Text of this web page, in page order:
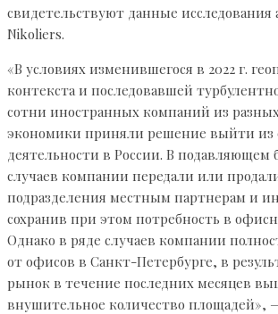
свидетельствуют данные исследования
Nikoliers.
«В условиях изменившегося в 2022 г.
контекста и последовавшей
сотни иностранных компаний из
экономики приняли решение выйти из
деятельности в России. В подавляющем
случаев компании передали или
подразделения местным партнерам и
сохранив при этом потребность в
Однако в ряде случаев компании
от офисов в Санкт-Петербурге, в
рынок в течение последних месяцев
внушительное количество площадей»,